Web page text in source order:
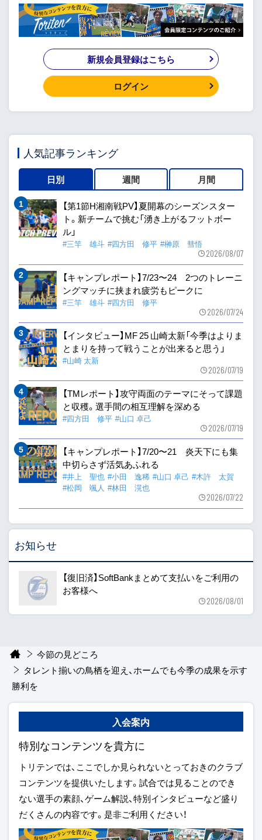
新規会員登録はこちら
ログイン
人気記事ランキング
日別 週間 月間
【第1節H湘南戦PV】夏開幕のシーズンスター
ト。新チームで挑む「湧き上がるフットボー
ル」
#三竿 雄斗 #四方田 修平 #榊原 彗悟
2026/08/07
【キャンプレポート】7/23〜24 2つのトレーニ
ングマッチに挟まれ疲労もピークに
#三竿 雄斗 #四方田 修平
2026/07/24
【インタビュー】MF 25 山崎太新「今季はよりま
とまりを持って戦うことが出来ると思う」
#山崎 太新
2026/07/19
【TMレポート】攻守両面のテーマにそって課題
と収穫。選手間の相互理解を深める
#四方田 修平 #山口 卓己
2026/07/19
【キャンプレポート】7/20〜21 炎天下にも集
中切らさず活気あふれる
#井上 聖也 #小田 逸稀 #山口 卓己 #木許 太賀
#松岡 颯人 #林田 滉也
2026/07/22
お知らせ
【復旧済】SoftBankまとめて支払いをご利用の
お客様へ
2026/08/01
今節の見どころ
タレント揃いの鳥栖を迎え、ホームでも今季の成果を示す
勝利を
入会案内
特別なコンテンツを貴方に
トリテンでは、ここでしか見られないとっておきのクラブ
コンテンツを提供いたします。試合では見ることのでき
ない選手の素顔、ゲーム解説、特別インタビューなど盛り
だくさんの内容です。是非ご利用ください！